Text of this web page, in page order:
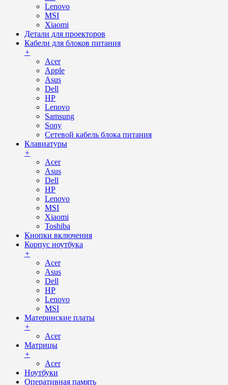
Lenovo
MSI
Xiaomi
Детали для проекторов
Кабели для блоков питания
+
Acer
Apple
Asus
Dell
HP
Lenovo
Samsung
Sony
Сетевой кабель блока питания
Клавиатуры
+
Acer
Asus
Dell
HP
Lenovo
MSI
Xiaomi
Toshiba
Кнопки включения
Корпус ноутбука
+
Acer
Asus
Dell
HP
Lenovo
MSI
Материнские платы
+
Acer
Матрицы
+
Acer
Ноутбуки
Оперативная память